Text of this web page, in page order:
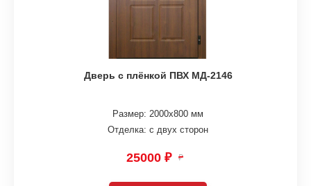
Дверь с плёнкой ПВХ МД-2146
Размер: 2000х800 мм
Отделка: с двух сторон
25000 ₽ ₽